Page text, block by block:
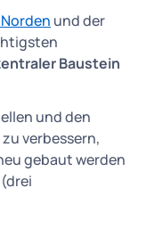
und der
Baustein
und den
verbessern,
gebaut werden
(drei